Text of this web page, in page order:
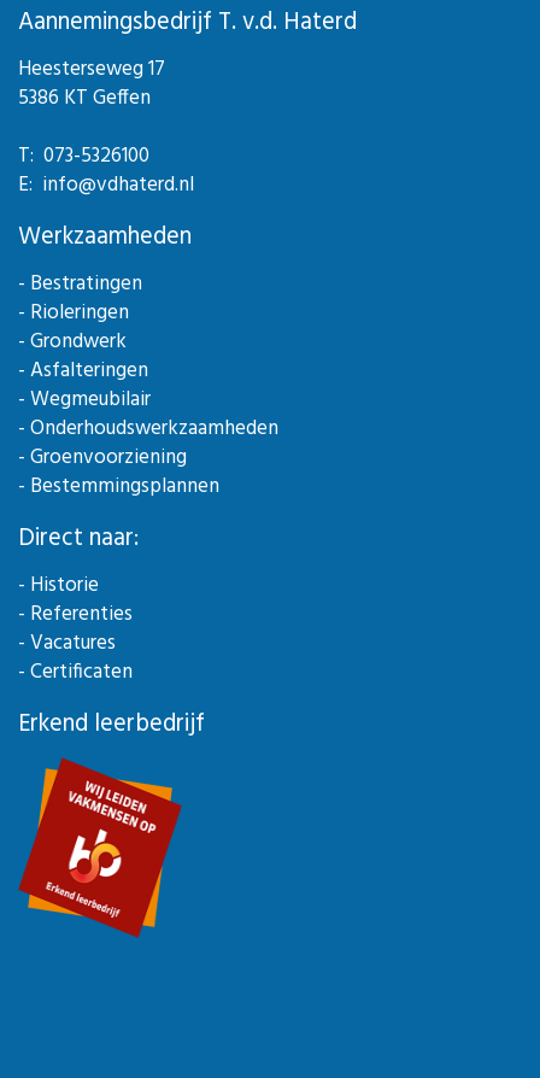
Aannemingsbedrijf T. v.d. Haterd
Heesterseweg 17
5386 KT Geffen
T: 073-5326100
E: info@vdhaterd.nl
Werkzaamheden
- Bestratingen
- Rioleringen
- Grondwerk
- Asfalteringen
- Wegmeubilair
- Onderhoudswerkzaamheden
- Groenvoorziening
- Bestemmingsplannen
Direct naar:
- Historie
- Referenties
- Vacatures
- Certificaten
Erkend leerbedrijf